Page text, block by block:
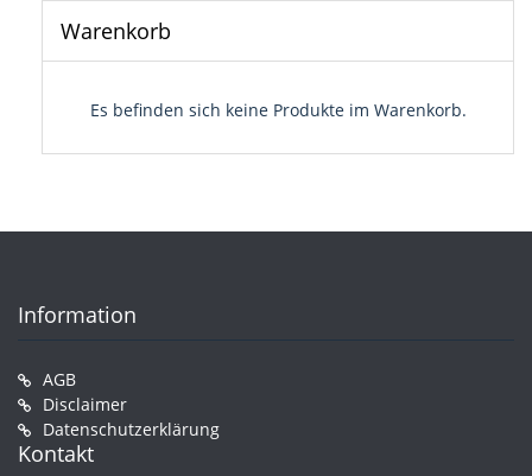
Warenkorb
Es befinden sich keine Produkte im Warenkorb.
Information
AGB
Disclaimer
Datenschutzerklärung
Kontakt